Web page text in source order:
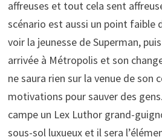
affreuses et tout cela sent
scénario est aussi un point faible
voir la jeunesse de Superman,
arrivée à Métropolis et son
ne saura rien sur la venue de son
motivations pour sauver des gens.
campe un Lex Luthor grand-
sous-sol luxueux et il sera